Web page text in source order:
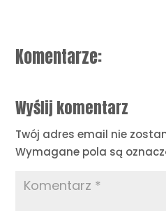
Komentarze:
Wyślij komentarz
Twój adres email nie
Wymagane pola są